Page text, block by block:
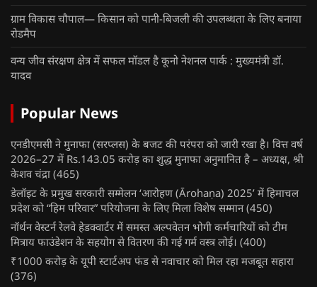
ग्राम विकास चौपाल— किसान को पानी-बिजली की उपलब्धता के लिए बनाया
रोडमैप
वन्य जीव संरक्षण क्षेत्र में सफल मॉडल है कूनो नेशनल पार्क : मुख्यमंत्री डॉ.
यादव
Popular News
एनडीएमसी ने मुनाफा (सरप्लस) के बजट की परंपरा को जारी रखा है। वित्त वर्ष
2026–27 में Rs.143.05 करोड़ का शुद्ध मुनाफा अनुमानित है – अध्यक्ष, श्री
केशव चंद्रा (465)
डेलॉइट के प्रमुख सरकारी सम्मेलन ‘आरोहण (Ārohaṇa) 2025’ में हिमाचल
प्रदेश को “हिम परिवार” परियोजना के लिए मिला विशेष सम्मान (450)
नॉर्थन वेस्टर्न रेलवे हेडक्वार्टर में समस्त अल्पवेतन भोगी कर्मचारियों को टीम
मित्राय फाउंडेशन के सहयोग से वितरण की गई गर्म वस्त्र लोई। (400)
₹1000 करोड़ के यूपी स्टार्टअप फंड से नवाचार को मिल रहा मजबूत सहारा
(376)